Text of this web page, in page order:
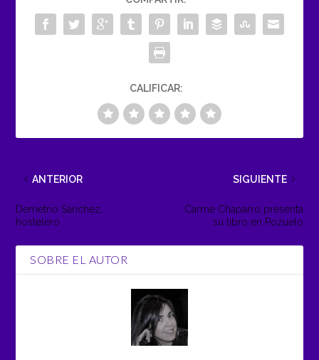
CALIFICAR:
ANTERIOR
Demetrio Sánchez,
hostelero
SIGUIENTE
Carme Chaparro presenta
su libro en Pozuelo
SOBRE EL AUTOR